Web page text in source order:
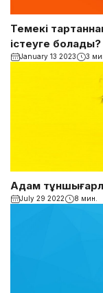
Темекі
істеуге болады?
January 13 2023 3
Адам
July 29 2022 8 мин.